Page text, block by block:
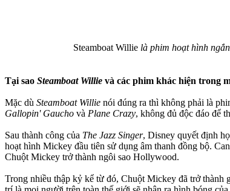
Steamboat Willie là phim hoạt hình
Tại sao Steamboat Willie và các phim khác hiện trong
Mặc dù Steamboat Willie nói đúng ra thì không phải là
Gallopin' Gaucho và Plane Crazy, không đủ độc đáo để
Sau thành công của The Jazz Singer, Disney quyết định
hoạt hình Mickey đầu tiên sử dụng âm thanh đồng bộ.
Chuột Mickey trở thành ngôi sao Hollywood.
Trong nhiều thập kỷ kể từ đó, Chuột Mickey đã trở thành